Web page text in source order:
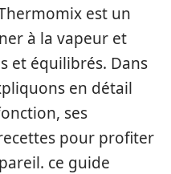
est un
à la vapeur et
et équilibrés. Dans
en détail
ses
pour profiter
ce guide